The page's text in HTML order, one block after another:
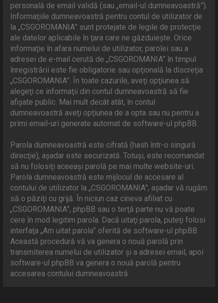
personală de email validă (sau „email-ul dumneavoastră”).
Informaţiile dumneavoastră pentru contul de utilizator de
la „CSGOROMANIA” sunt protejate de legile de protecţie
ale datelor aplicabile în ţara care ne găzduieşte. Orice
informaţie în afara numelui de utilizator, parolei sau a
adresei de e-mail cerută de „CSGOROMANIA” în timpul
înregistrării este fie obligatorie sau opţională la discreţia
„CSGOROMANIA”. În toate cazurile, aveţi opţiunea să
alegeţi ce informaţii din contul dumneavoastră să fie
afişate public. Mai mult decât atât, în contul
dumneavoastră aveţi opţiunea de a opta sau nu pentru a
primi email-uri generate automat de software-ul phpBB.
Parola dumneavoastră este cifrată (hash într-o singură
direcţie), aşadar este securizată. Totuşi, este recomandat
să nu folosiţi aceeaşi parolă pe mai multe website-uri.
Parola dumneavoastră este mijlocul de accesare al
contului de utilizator la „CSGOROMANIA”, aşadar vă rugăm
să o păziţi cu grijă. În niciun caz cineva afiliat cu
„CSGOROMANIA”, phpBB sau o terţă parte nu vă poate
cere în mod legitim parola. Dacă uitaţi parola, puteţi folosi
interfaţa „Am uitat parola” oferită de software-ul phpBB.
Această procedură vă va genera o nouă parolă prin
transmiterea numelui de utilizator şi a adresei email, apoi
software-ul phpBB va genera o nouă parolă pentru
accesarea contului dumneavoastră.